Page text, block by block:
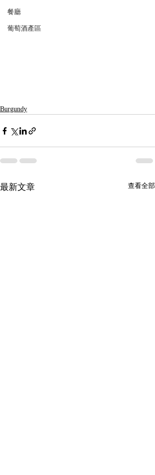
餐廳
葡萄酒產區
Burgundy
最新文章 查看全部